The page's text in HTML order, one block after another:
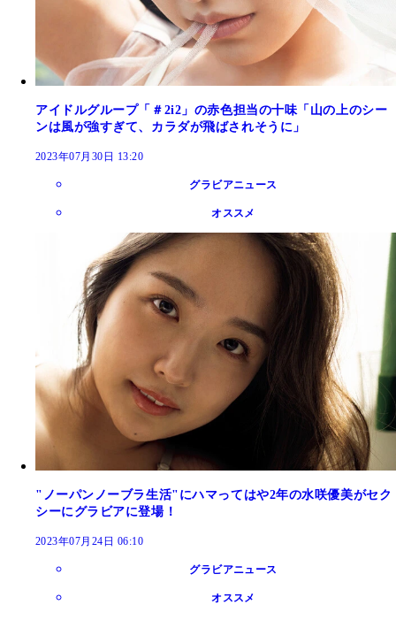
アイドルグループ「＃2i2」の赤色担当の十味「山の上のシー
ンは風が強すぎて、カラダが飛ばされそうに」
2023年07月30日 13:20
グラビアニュース
オススメ
"ノーパンノーブラ生活"にハマってはや2年の水咲優美がセク
シーにグラビアに登場！
2023年07月24日 06:10
グラビアニュース
オススメ